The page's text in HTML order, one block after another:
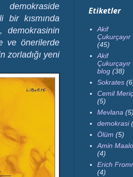
bir kısmında
demokrasinin
ve önerilerde
zorladığı yeni
Etiketler
Akif
Çukurçayır
(45)
Akif
Çukurçayır
blog (38)
Sokrates
Cemil Meriç
(5)
Mevlana (5)
demokrasi
Ölüm (5)
Amin
(4)
Erich
(4)